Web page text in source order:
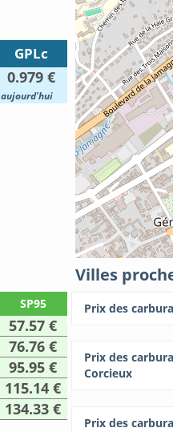
GPLc
0.979 €
aujourd'hui
SP95
57.57 €
76.76 €
95.95 €
115.14 €
134.33 €
Villes
Prix des
Prix des
Corcieux
Prix des